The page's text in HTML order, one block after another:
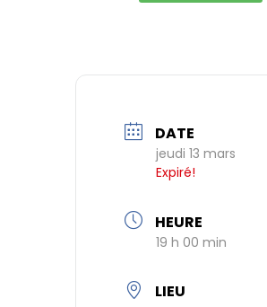
DATE
jeudi 13 mars
Expiré!
HEURE
19 h 00 min
LIEU